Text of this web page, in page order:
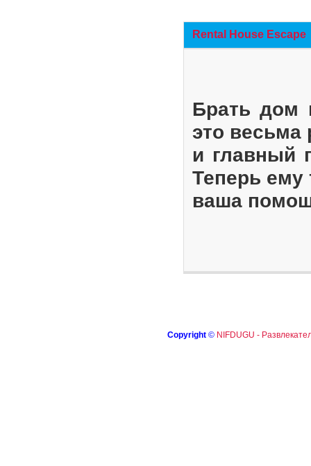
Rental House Escape
Брать дом
это весьма
и главный
Теперь ему
ваша
Copyright © NIFDUGU -